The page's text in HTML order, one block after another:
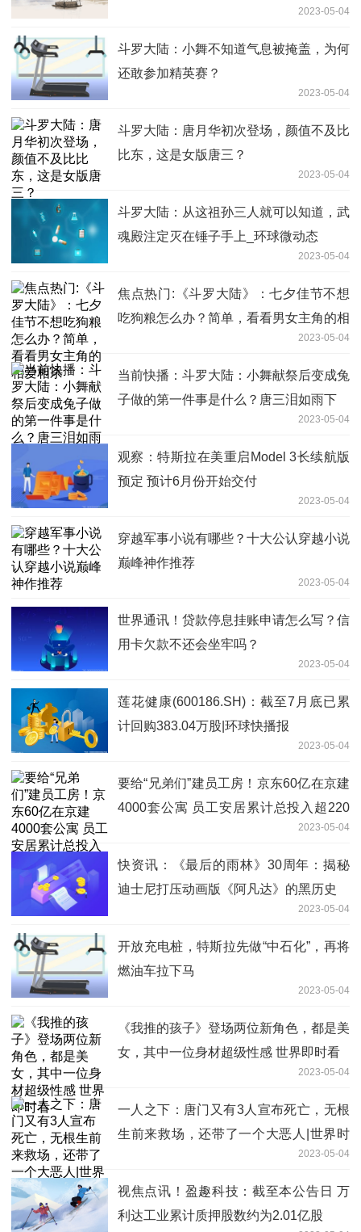
2023-05-04
斗罗大陆：小舞不知道气息被掩盖，为何
还敢参加精英赛？
2023-05-04
斗罗大陆：唐月华初次登场，颜值不及比
比东，这是女版唐三？
2023-05-04
斗罗大陆：从这祖孙三人就可以知道，武
魂殿注定灭在锤子手上_环球微动态
2023-05-04
焦点热门:《斗罗大陆》：七夕佳节不想
吃狗粮怎么办？简单，看看男女主角的相
2023-05-04
当前快播：斗罗大陆：小舞献祭后变成兔
子做的第一件事是什么？唐三泪如雨下
2023-05-04
观察：特斯拉在美重启Model 3长续航版
预定 预计6月份开始交付
2023-05-04
穿越军事小说有哪些？十大公认穿越小说
巅峰神作推荐
2023-05-04
世界通讯！贷款停息挂账申请怎么写？信
用卡欠款不还会坐牢吗？
2023-05-04
莲花健康(600186.SH)：截至7月底已累
计回购383.04万股|环球快播报
2023-05-04
要给“兄弟们”建员工房！京东60亿在京建
4000套公寓 员工安居累计总投入超220
2023-05-04
快资讯：《最后的雨林》30周年：揭秘
迪士尼打压动画版《阿凡达》的黑历史
2023-05-04
开放充电桩，特斯拉先做“中石化”，再将
燃油车拉下马
2023-05-04
《我推的孩子》登场两位新角色，都是美
女，其中一位身材超级性感 世界即时看
2023-05-04
一人之下：唐门又有3人宣布死亡，无根
生前来救场，还带了一个大恶人|世界时
2023-05-04
视焦点讯！盈趣科技：截至本公告日 万
利达工业累计质押股数约为2.01亿股